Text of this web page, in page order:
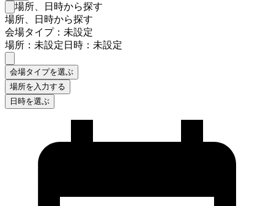
検索フォームを閉じる
場所、日時から探す
場所、日時から探す
会場タイプ：未設定
場所：未設定日時：未設定
会場タイプを選ぶ
場所を入力する
日時を選ぶ